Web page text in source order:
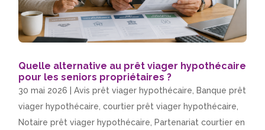
Quelle alternative au prêt viager hypothécaire
pour les seniors propriétaires ?
30 mai 2026 |Avis prêt viager hypothécaire
Banque prêt
viager hypothécaire ,courtier prêt viager hypothécaire
Notaire prêt viager hypothécaire
Partenariat courtier en